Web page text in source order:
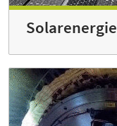
Solarenergie